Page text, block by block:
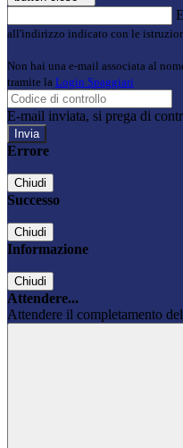
all'indirizzo indicato con le
Non hai una e-mail associata al
tramite la Login Spaggiari
E-mail inviata, si prega di
Errore
Chiudi
Successo
Chiudi
Informazione
Chiudi
Attendere...
Attendere il completamento